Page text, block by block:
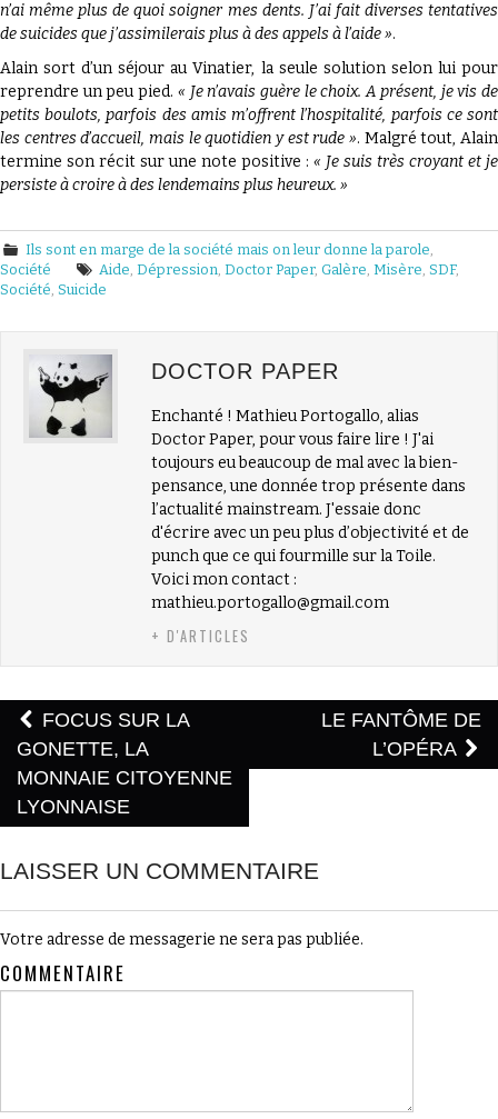
n’ai même plus de quoi soigner mes dents. J’ai fait diverses tentatives
de suicides que j’assimilerais plus à des appels à l’aide ».
Alain sort d’un séjour au Vinatier, la seule solution selon lui pour
reprendre un peu pied. « Je n’avais guère le choix. A présent, je vis de
petits boulots, parfois des amis m’offrent l’hospitalité, parfois ce sont
les centres d’accueil, mais le quotidien y est rude ». Malgré tout, Alain
termine son récit sur une note positive : « Je suis très croyant et je
persiste à croire à des lendemains plus heureux. »
Ils sont en marge de la société mais on leur donne la parole
Société
Aide ,Dépression ,Doctor Paper, Galère ,Misère ,SDF,
Société Suicide
DOCTOR PAPER
Enchanté ! Mathieu Portogallo, alias
Doctor Paper, pour vous faire lire ! J'ai
toujours eu beaucoup de mal avec la bien-
pensance, une donnée trop présente dans
l’actualité mainstream. J'essaie donc
d'écrire avec un peu plus d’objectivité et de
punch que ce qui fourmille sur la Toile.
Voici mon contact :
mathieu.portogallo@gmail.com
+ D'ARTICLES
Post navigation
FOCUS SUR LA
GONETTE, LA
MONNAIE CITOYENNE
LYONNAISE
LE FANTÔME DE
L’OPÉRA
LAISSER UN COMMENTAIRE
Votre adresse de messagerie ne sera pas publiée.
COMMENTAIRE